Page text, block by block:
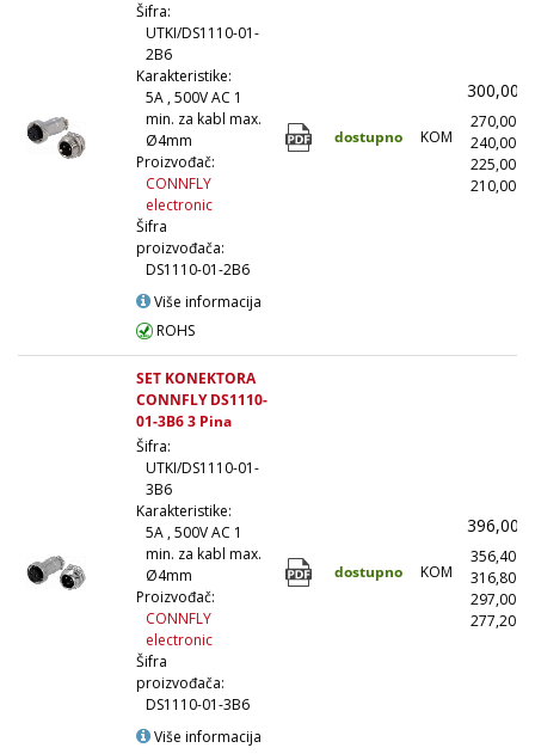
Šifra:
UTKI/DS1110-01-
2B6
Karakteristike:
5A , 500V AC 1
min. za kabl max.
Ø4mm
Proizvođač:
CONNFLY
electronic
Šifra
proizvođača:
DS1110-01-2B6
Više informacija
ROHS
dostupno KOM
300,00
270,00
240,00
225,00
210,00
SET KONEKTORA
CONNFLY DS1110-
01-3B6 3 Pina
Šifra:
UTKI/DS1110-01-
3B6
Karakteristike:
5A , 500V AC 1
min. za kabl max.
Ø4mm
Proizvođač:
CONNFLY
electronic
Šifra
proizvođača:
DS1110-01-3B6
Više informacija
dostupno KOM
396,00
356,40
316,80
297,00
277,20